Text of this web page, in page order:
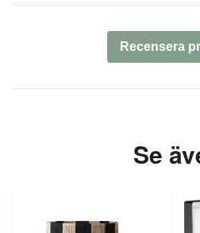
Recensera
Se